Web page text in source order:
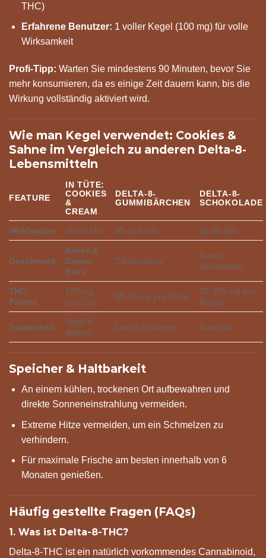
THC)
Erfahrene Benutzer: 1 voller Kegel (100 mg) für volle
Wirksamkeit
Profi-Tipp: Warten Sie mindestens 90 Minuten, bevor Sie
mehr konsumieren, da es einige Zeit dauern kann, bis die
Wirkung vollständig aktiviert wird.
Wie man Kegel verwendet: Cookies &
Sahne im Vergleich zu anderen Delta-8-
Lebensmitteln
FEATURE
IN TÜTE:
COOKIES
&
CREAM
DELTA-8-
GUMMIBÄRCHEN
DELTA-8-
SCHOKOLADE
Wirkbeginn 30-90 Min. 45-120 Min. 45-90 Min.
Geschmack
Kekse &
Cream
Bliss
Zähbonbons
Reine
Schokolade
THC-
Potenz
100 mg
pro Tüte
25-50 mg pro Stück
50-100 mg pro
Riegel
Tragbarkeit
Spaß &
diskret!
Leicht zu tragen Kompakt
Speicher & Haltbarkeit
An einem kühlen, trockenen Ort aufbewahren und
direkte Sonneneinstrahlung vermeiden.
Extreme Hitze vermeiden, um ein Schmelzen zu
verhindern.
Für maximale Frische am besten innerhalb von 6
Monaten genießen.
Häufig gestellte Fragen (FAQs)
1. Was ist Delta-8-THC?
Delta-8-THC ist ein natürlich vorkommendes Cannabinoid,